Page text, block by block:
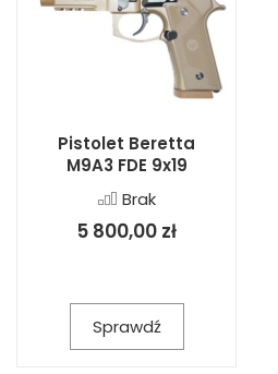
Pistolet Beretta
M9A3 FDE 9x19
Brak
5 800,00 zł
Sprawdź